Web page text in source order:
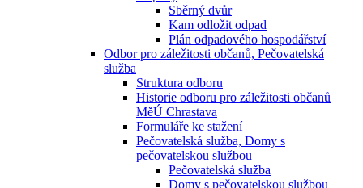
Sběrný dvůr
Kam odložit odpad
Plán odpadového hospodářství
Odbor pro záležitosti občanů, Pečovatelská
služba
Struktura odboru
Historie odboru pro záležitosti občanů
MěÚ Chrastava
Formuláře ke stažení
Pečovatelská služba, Domy s
pečovatelskou službou
Pečovatelská služba
Domy s pečovatelskou službou